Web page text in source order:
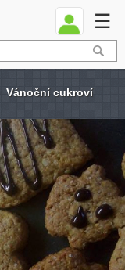
☰
Vánoční cukroví